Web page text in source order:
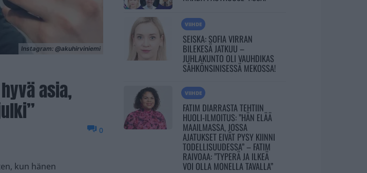
Instagram: @akuhirviniemi
asia,
0
kun hänen
VIIHDE
SEISKA: SOFIA VIRRAN
BILEKESÄ JATKUU –
JUHLAKUNTO OLI VAUHDIKAS
SÄHKÖNSINISESSÄ MEKOSSA!
VIIHDE
FATIM DIARRASTA TEHTIIN
HUOLI-ILMOITUS: ”HÄN ELÄÄ
MAAILMASSA, JOSSA
AJATUKSET EIVÄT PYSY KIINNI
TODELLISUUDESSA” – FATIM
RAIVOAA: ”TYPERÄ JA ILKEÄ
VOI OLLA MONELLA TAVALLA”